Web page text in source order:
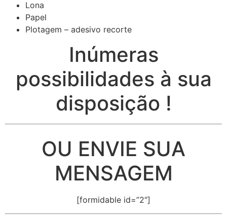
Lona
Papel
Plotagem – adesivo recorte
Inúmeras
possibilidades à sua
disposição !
OU ENVIE SUA
MENSAGEM
[formidable id=”2″]